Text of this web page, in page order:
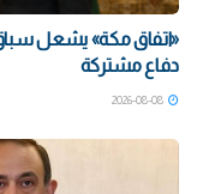
دفاع مشتركة